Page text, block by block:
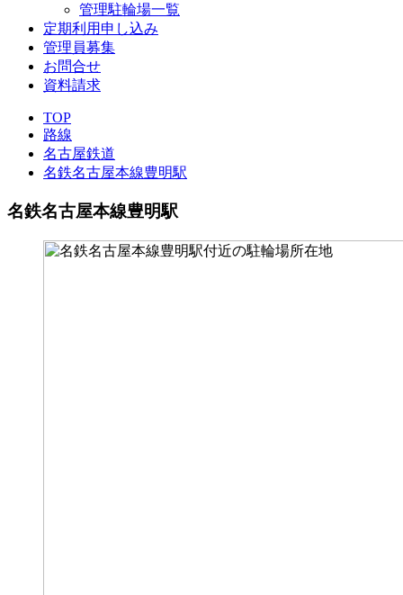
管理駐輪場一覧
定期利用申し込み
管理員募集
お問合せ
資料請求
TOP
路線
名古屋鉄道
名鉄名古屋本線豊明駅
名鉄名古屋本線豊明駅